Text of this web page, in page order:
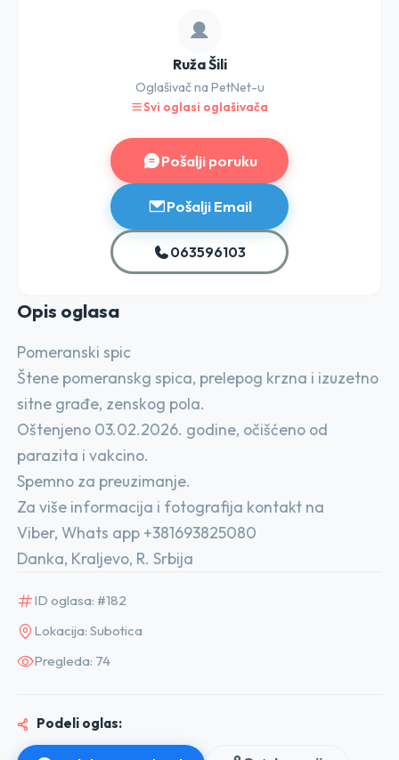
Ruža Šili
Oglašivač na PetNet-u
Svi oglasi oglašivača
Pošalji poruku
Pošalji Email
063596103
Opis oglasa
Pomeranski spic
Štene pomeranskg spica, prelepog krzna i izuzetno
sitne građe, zenskog pola.
Oštenjeno 03.02.2026. godine, očišćeno od
parazita i vakcino.
Spemno za preuzimanje.
Za više informacija i fotografija kontakt na
Viber, Whats app +381693825080
Danka, Kraljevo, R. Srbija
ID oglasa: #182
Lokacija: Subotica
Pregleda: 74
Podeli oglas: